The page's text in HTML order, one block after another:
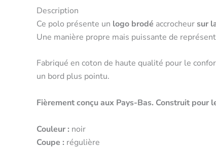
Description
Ce polo présente un logo brodé accrocheur sur
Une manière propre mais puissante de
Fabriqué en coton de haute qualité pour le
un bord plus pointu.
Fièrement conçu aux Pays-Bas. Construit pour
Couleur : noir
Coupe : régulière